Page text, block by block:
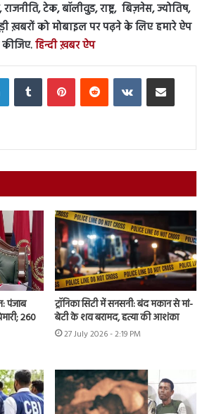
टेक, बॉलीवुड, राष्ट्र, बिज़नेस, ज्योतिष,
ख़बरों को मोबाइल पर पढ़ने के लिए हमारे ऐप
हिन्दी ख़बर ऐप
LinkedInTumblr PinterestReddit VKontakteShare via Email
पंजाब
260
ट्रॉनिका सिटी में सनसनी: बंद मकान से मां-
बेटी के शव बरामद, हत्या की आशंका
27 July 2026 - 2:19 PM